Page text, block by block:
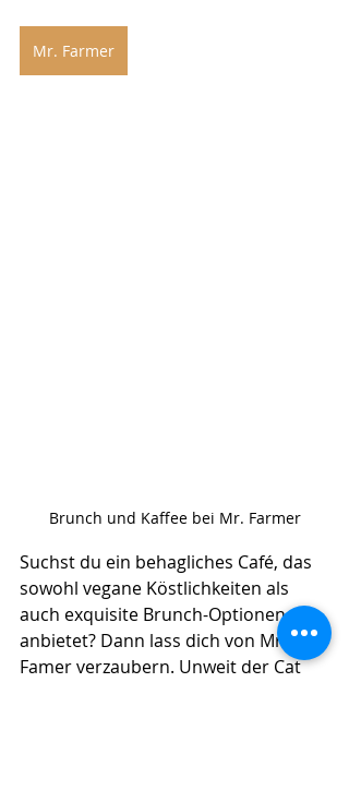
Mr. Farmer
Brunch und Kaffee bei Mr. Farmer
Suchst du ein behagliches Café, das
sowohl vegane Köstlichkeiten als
auch exquisite Brunch-Optionen
anbietet? Dann lass dich von Mr.
Famer verzaubern. Unweit der Cat